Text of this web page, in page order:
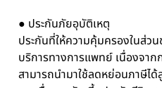
● ประกันภัยอุบัติเหตุ
ประกันที่ให้ความคุ้มครองในส่ว
บริการทางการแพทย์ เนื่องจาก
สามารถนำมาใช้ลดหย่อนภาษีไ